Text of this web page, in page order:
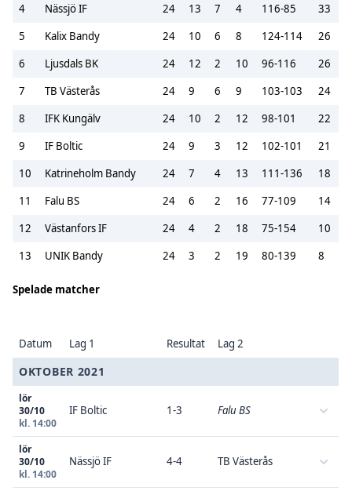
4
Nässjö IF 24 13 7 4 116-85
33
5
Kalix Bandy 24 10 6 8 124-114
26
6
Ljusdals BK 24 12 2 10 96-116
26
7
TB Västerås 24 9 6 9 103-103
24
8
IFK Kungälv 24 10 2 12 98-101
22
9
IF Boltic 24 9 3 12 102-101
21
10
Katrineholm Bandy 24 7 4 13 111-136
18
11
Falu BS 24 6 2 16 77-109
14
12
Västanfors IF 24 4 2 18 75-154
10
13
UNIK Bandy 24 3 2 19 80-139 8
Spelade matcher
Datum Lag 1 Resultat Lag 2
OKTOBER 2021
lör
30/10
kl. 14:00
IF Boltic 1-3 Falu BS
lör
30/10
kl. 14:00
Nässjö IF 4-4 TB Västerås